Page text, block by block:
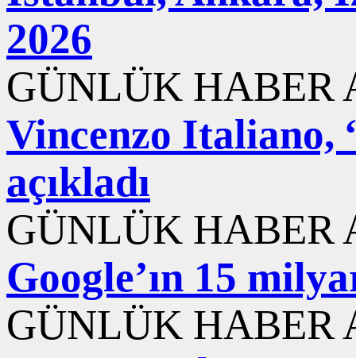
2026
GÜNLÜK HABER
Vincenzo Italiano,
açıkladı
GÜNLÜK HABER
Google’ın 15
GÜNLÜK HABER